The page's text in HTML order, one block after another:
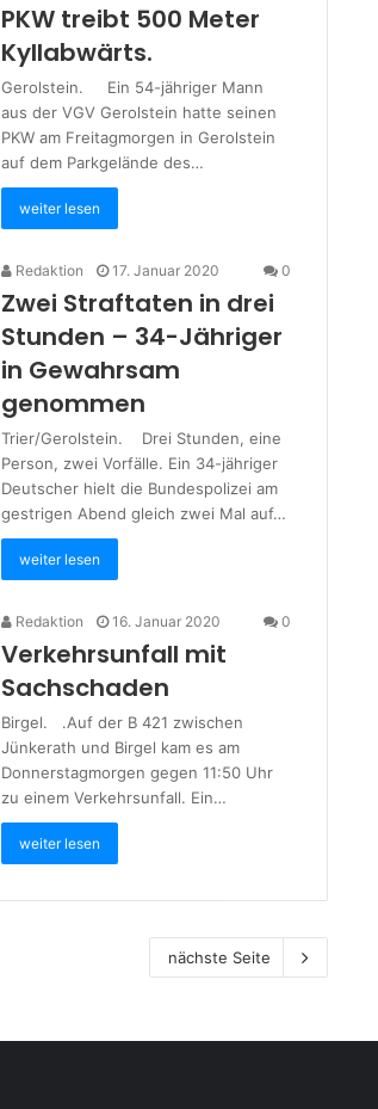
PKW treibt 500 Meter
Kyllabwärts.
Gerolstein. Ein 54-jähriger Mann
aus der VGV Gerolstein hatte seinen
PKW am Freitagmorgen in Gerolstein
auf dem Parkgelände des…
weiter lesen
Redaktion 17. Januar 2020 0
Zwei Straftaten in drei
Stunden – 34-Jähriger
in Gewahrsam
genommen
Trier/Gerolstein. Drei Stunden, eine
Person, zwei Vorfälle. Ein 34-jähriger
Deutscher hielt die Bundespolizei am
gestrigen Abend gleich zwei Mal auf…
weiter lesen
Redaktion 16. Januar 2020 0
Verkehrsunfall mit
Sachschaden
Birgel. .Auf der B 421 zwischen
Jünkerath und Birgel kam es am
Donnerstagmorgen gegen 11:50 Uhr
zu einem Verkehrsunfall. Ein…
weiter lesen
nächste Seite